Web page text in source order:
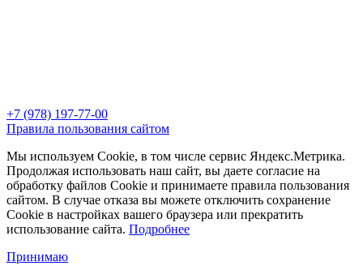
+7 (978) 197-77-00
Правила пользования сайтом
Мы используем Cookie, в том числе сервис Яндекс.Метрика.
Продолжая использовать наш сайт, вы даете согласие на
обработку файлов Cookie и принимаете правила пользования
сайтом. В случае отказа вы можете отключить сохранение
Cookie в настройках вашего браузера или прекратить
использование сайта. Подробнее
Принимаю